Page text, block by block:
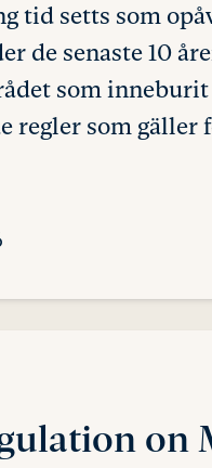
tid setts som
de senaste 10
som
regler som gäller
on